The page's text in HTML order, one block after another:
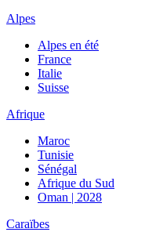
Alpes
Alpes en été
France
Italie
Suisse
Afrique
Maroc
Tunisie
Sénégal
Afrique du Sud
Oman | 2028
Caraïbes